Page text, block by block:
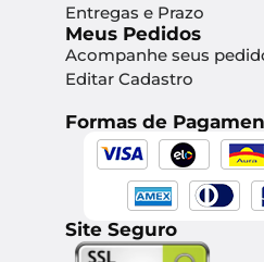
Entregas e Prazo
Meus Pedidos
Acompanhe seus
Editar Cadastro
Formas de
Site Seguro